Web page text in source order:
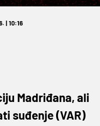
| 10:16
Madriđana, ali
suđenje (VAR)